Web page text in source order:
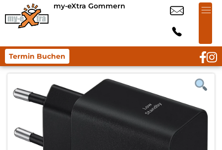
my-eXtra Gommern
Termin Buchen